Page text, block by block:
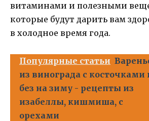
витаминами и полезными
которые будут дарить вам
в холодное время года.
Популярные статьи
из винограда с косточками
без на зиму - рецепты из
изабеллы, кишмиша, с
орехами